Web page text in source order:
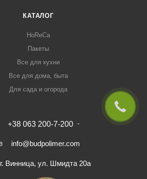
КАТАЛОГ
HoReCa
Пакеты
Все для кухни
Все для дома, быта
Для сада и огорода
+38 063 200-7-200
info@budpolimer.com
г. Винница, ул. Шмидта 20а